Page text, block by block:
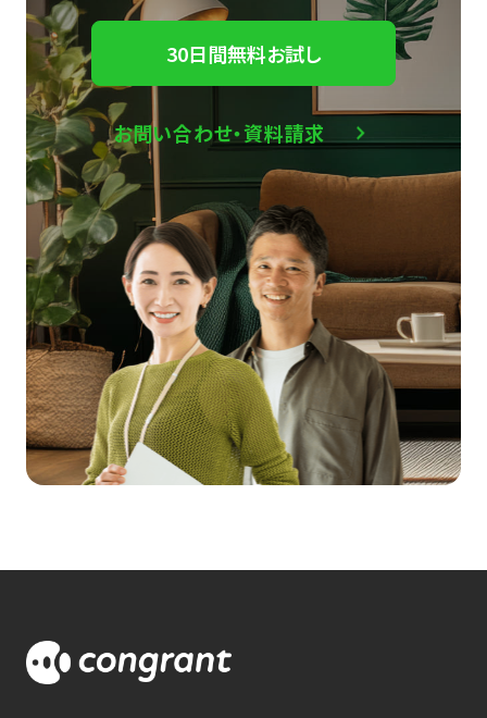
30日間無料お試し
お問い合わせ・資料請求